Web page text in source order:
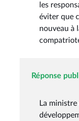
les
éviter que
nouveau à
Réponse
La ministre